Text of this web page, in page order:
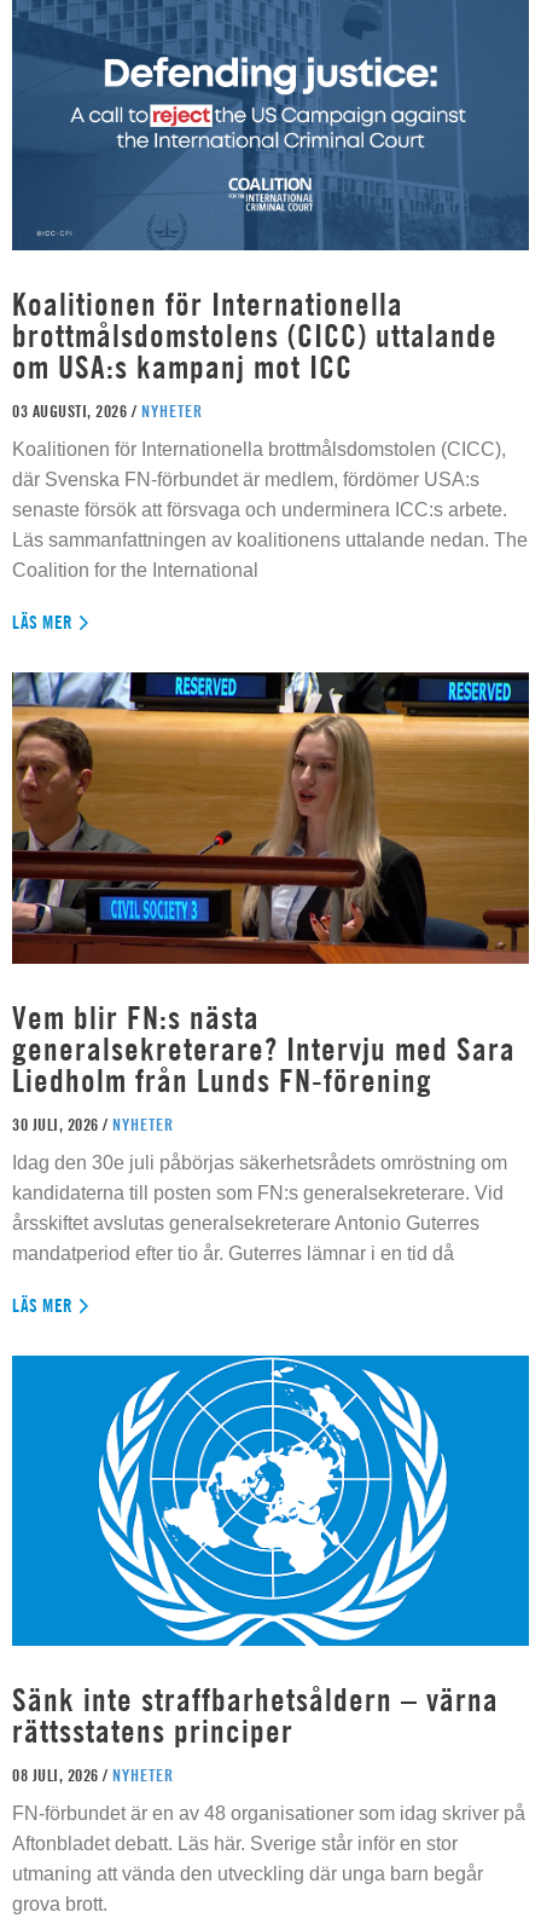
Koalitionen för Internationella
brottmålsdomstolens (CICC) uttalande
om USA:s kampanj mot ICC
03 AUGUSTI, 2026 / NYHETER
Koalitionen för Internationella brottmålsdomstolen (CICC),
där Svenska FN-förbundet är medlem, fördömer USA:s
senaste försök att försvaga och underminera ICC:s arbete.
Läs sammanfattningen av koalitionens uttalande nedan. The
Coalition for the International
LÄS MER
Vem blir FN:s nästa
generalsekreterare? Intervju med Sara
Liedholm från Lunds FN-förening
30 JULI, 2026 / NYHETER
Idag den 30e juli påbörjas säkerhetsrådets omröstning om
kandidaterna till posten som FN:s generalsekreterare. Vid
årsskiftet avslutas generalsekreterare Antonio Guterres
mandatperiod efter tio år. Guterres lämnar i en tid då
LÄS MER
Sänk inte straffbarhetsåldern – värna
rättsstatens principer
08 JULI, 2026 / NYHETER
FN-förbundet är en av 48 organisationer som idag skriver på
Aftonbladet debatt. Läs här. Sverige står inför en stor
utmaning att vända den utveckling där unga barn begår
grova brott.